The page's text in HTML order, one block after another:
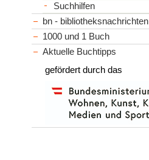
Suchhilfen
bn - bibliotheksnachrichten
1000 und 1 Buch
Aktuelle Buchtipps
gefördert durch das